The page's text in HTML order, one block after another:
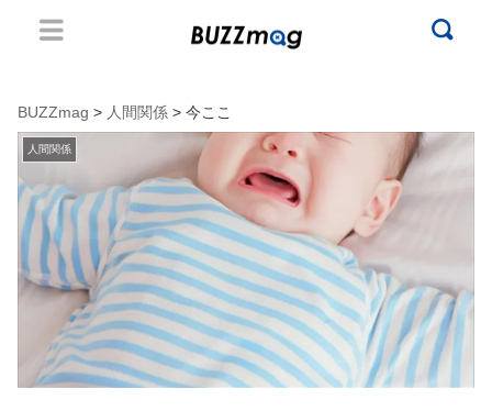
BUZZmag > 人間関係 > 今ここ
人間関係